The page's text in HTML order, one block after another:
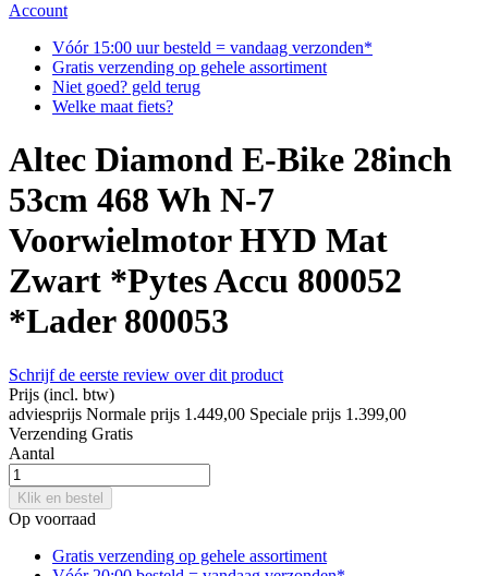
Account
Vóór 15:00 uur besteld = vandaag verzonden*
Gratis verzending op gehele assortiment
Niet goed? geld terug
Welke maat fiets?
Altec Diamond E-Bike 28inch
53cm 468 Wh N-7
Voorwielmotor HYD Mat
Zwart *Pytes Accu 800052
*Lader 800053
Schrijf de eerste review over dit product
Prijs (incl. btw)
adviesprijs Normale prijs 1.449,00 Speciale prijs 1.399,00
Verzending Gratis
Aantal
Klik en bestel
Op voorraad
Gratis verzending op gehele assortiment